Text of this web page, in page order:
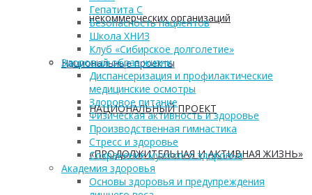
некоммерческих организаций
Национальные проекты
НАЦИОНАЛЬНЫЙ ПРОЕКТ
«ПРОДОЛЖИТЕЛЬНАЯ И АКТИВНАЯ ЖИЗНЬ»
Гепатита С
Безопасность пациентов
Школа ХНИЗ
Клуб «Сибирское долголетие»
Здоровый образ жизни
Диспансеризация и профилактические
медицинские осмотры
Здоровое питание
Физическая активность и здоровье
Производственная гимнастика
Стресс и здоровье
Сохранение мужского здоровья
Академия здоровья
Основы здоровья и предупреждения